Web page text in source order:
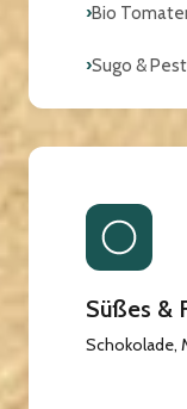
›Bio
›Sugo &
Süßes &
Schokolade,